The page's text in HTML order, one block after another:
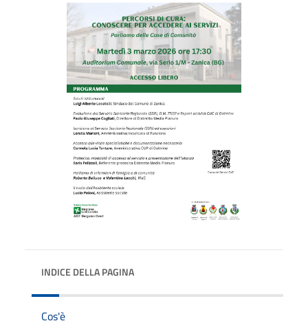
INDICE DELLA PAGINA
Cos'è